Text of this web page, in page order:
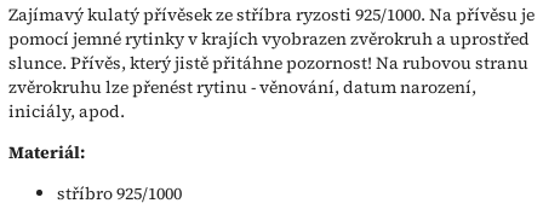
Zajímavý kulatý přívěsek ze stříbra ryzosti 925/1000. Na přívěsu je
pomocí jemné rytinky v krajích vyobrazen zvěrokruh a uprostřed
slunce. Přívěs, který jistě přitáhne pozornost! Na rubovou stranu
zvěrokruhu lze přenést rytinu - věnování, datum narození,
iniciály, apod.
Materiál:
stříbro 925/1000